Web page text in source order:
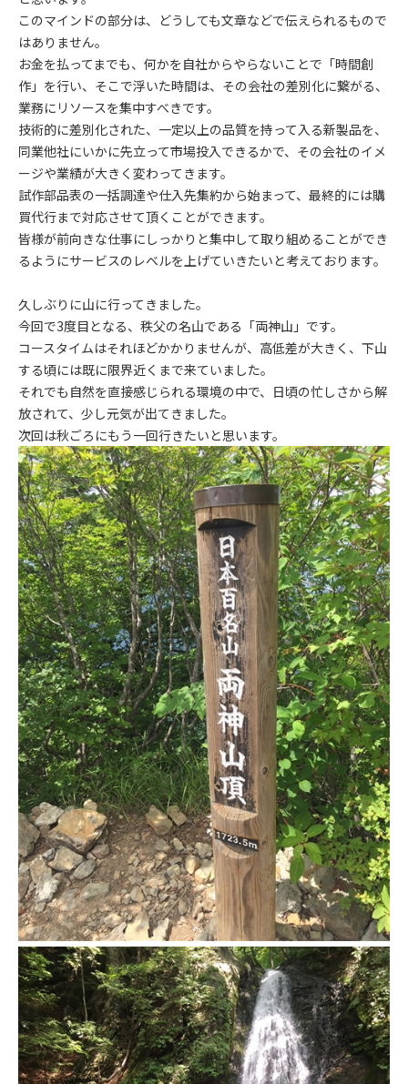
このマインドの部分は、どうしても文章などで伝えられるもので
はありません。
お金を払ってまでも、何かを自社からやらないことで「時間創
作」を行い、そこで浮いた時間は、その会社の差別化に繋がる、
業務にリソースを集中すべきです。
技術的に差別化された、一定以上の品質を持って入る新製品を、
同業他社にいかに先立って市場投入できるかで、その会社のイメ
ージや業績が大きく変わってきます。
試作部品表の一括調達や仕入先集約から始まって、最終的には購
買代行まで対応させて頂くことができます。
皆様が前向きな仕事にしっかりと集中して取り組めることができ
るようにサービスのレベルを上げていきたいと考えております。
久しぶりに山に行ってきました。
今回で3度目となる、秩父の名山である「両神山」です。
コースタイムはそれほどかかりませんが、高低差が大きく、下山
する頃には既に限界近くまで来ていました。
それでも自然を直接感じられる環境の中で、日頃の忙しさから解
放されて、少し元気が出てきました。
次回は秋ごろにもう一回行きたいと思います。